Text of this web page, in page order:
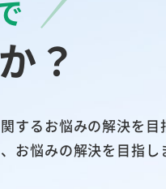
？
するお悩みの解決を目
悩みの解決を目指し